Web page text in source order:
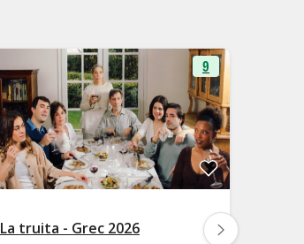
9
La truita - Grec 2026